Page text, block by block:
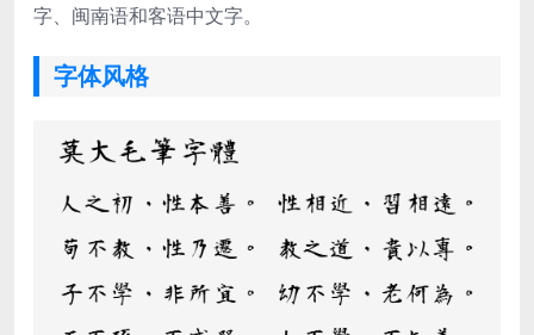
字、闽南语和客语中文字。
字体风格